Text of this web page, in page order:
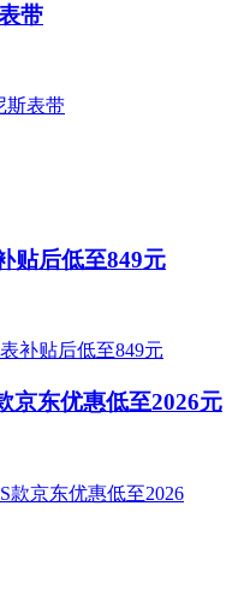
带
贴后低至849元
京东优惠低至2026元